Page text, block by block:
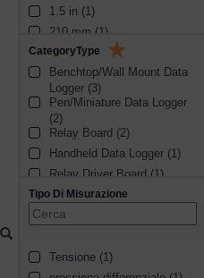
1.5 in (1)
210 mm (1)
1.25 in (1)
8.7 mm (1)
CategoryType
Benchtop/Wall Mount Data
Logger (3)
Pen/Miniature Data Logger
(2)
Relay Board (2)
Handheld Data Logger (1)
Relay Driver Board (1)
Tipo Di Misurazione
Tensione (1)